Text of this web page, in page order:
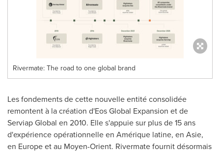
Rivermate: The road to one global brand
Les fondements de cette nouvelle entité consolidée
remontent à la création d'Eos Global Expansion et de
Serviap Global en 2010. Elle s'appuie sur plus de 15 ans
d'expérience opérationnelle en Amérique latine, en Asie,
en Europe et au Moyen-Orient. Rivermate fournit désormais